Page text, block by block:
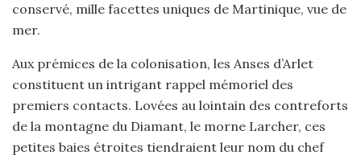
conservé, mille facettes uniques de Martinique, vue de
mer.
Aux prémices de la colonisation, les Anses d’Arlet
constituent un intrigant rappel mémoriel des
premiers contacts. Lovées au lointain des contreforts
de la montagne du Diamant, le morne Larcher, ces
petites baies étroites tiendraient leur nom du chef